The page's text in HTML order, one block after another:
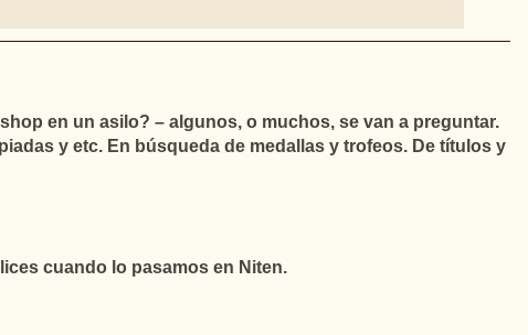
en un asilo? – algunos, o muchos, se van a preguntar.
y etc. En búsqueda de medallas y trofeos. De títulos y
cuando lo pasamos en Niten.